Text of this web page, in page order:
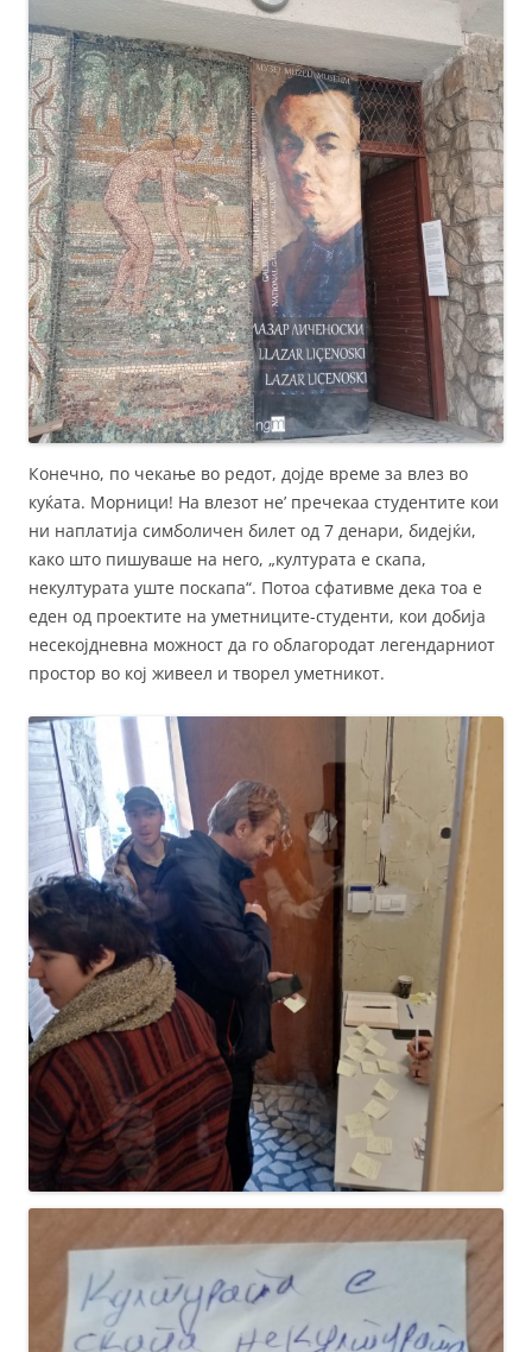
Конечно, по чекање во редот, дојде време за влез во
куќата. Морници! На влезот не’ пречекаа студентите кои
ни наплатија симболичен билет од 7 денари, бидејќи,
како што пишуваше на него, „културата е скапа,
некултурата уште поскапа“. Потоа сфативме дека тоа е
еден од проектите на уметниците-студенти, кои добија
несекојдневна можност да го облагородат легендарниот
простор во кој живеел и творел уметникот.